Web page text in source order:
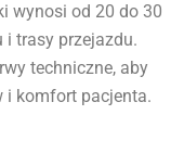
wynosi od 20 do 30
trasy przejazdu.
techniczne, aby
i komfort pacjenta.